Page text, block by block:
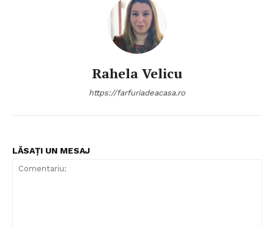
Rahela Velicu
https://farfuriadeacasa.ro
LĂSAȚI UN MESAJ